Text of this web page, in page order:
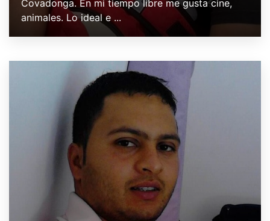
Covadonga. En mi tiempo libre me gusta cine,
animales. Lo ideal e ...